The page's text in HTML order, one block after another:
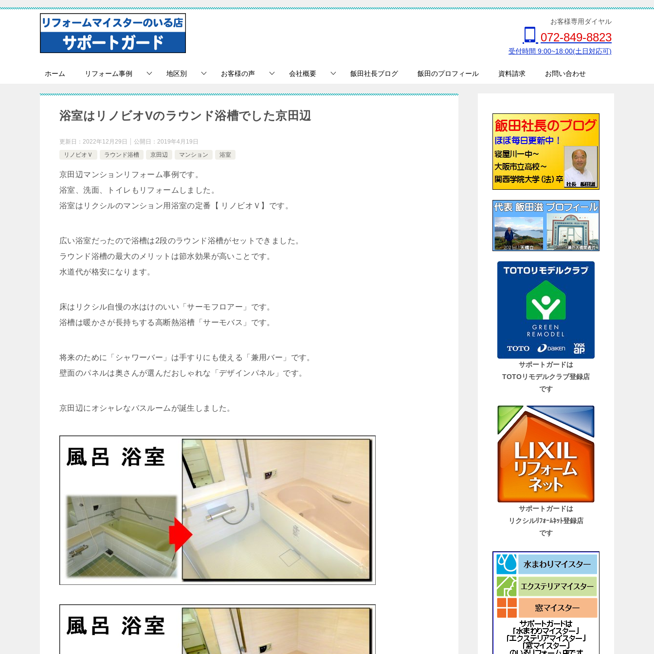
お客様専用ダイヤル
072-849-8823
受付時間 9:00~18:00(土日対応可)
ホーム リフォーム事例 地区別 お客様の声 会社概要 飯田社長ブログ 飯田のプロフィール 資料請求 お問い合わせ
浴室はリノビオVのラウンド浴槽でした京田辺
更新日： 2022年12月29日 公開日： 2019年4月19日
リノビオＶ
ラウンド浴槽 京田辺 マンション 浴室
京田辺マンションリフォーム事例です。
浴室、洗面、トイレもリフォームしました。
浴室はリクシルのマンション用浴室の定番【 リノビオＶ】です。
広い浴室だったので浴槽は2段のラウンド浴槽がセットできました。
ラウンド浴槽の最大のメリットは節水効果が高いことです。
水道代が格安になります。
床はリクシル自慢の水はけのいい「サーモフロアー」です。
浴槽は暖かさが長持ちする高断熱浴槽「サーモバス」です。
将来のために「シャワーバー」は手すりにも使える「兼用バー」です。
壁面のパネルは奥さんが選んだおしゃれな「デザインパネル」です。
京田辺にオシャレなバスルームが誕生しました。
サポートガードは
TOTOリモデルクラブ登録店
です
サポートガードは
リクシルﾘﾌｫｰﾑﾈｯﾄ登録店
です